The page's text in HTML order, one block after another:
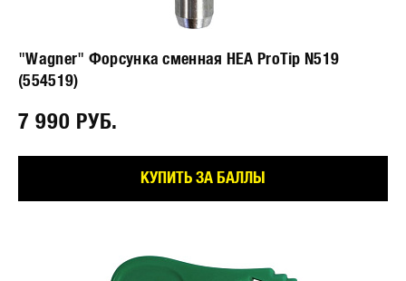
"Wagner" Форсунка сменная HEA ProTip N519
(554519)
7 990 РУБ.⠀
КУПИТЬ ЗА БАЛЛЫ